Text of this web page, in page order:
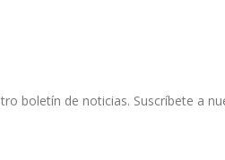
boletín de noticias. Suscríbete a